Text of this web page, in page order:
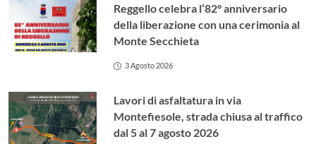
Reggello celebra l’82° anniversario
della liberazione con una cerimonia al
Monte Secchieta
3 Agosto 2026
Lavori di asfaltatura in via
Montefiesole, strada chiusa al traffico
dal 5 al 7 agosto 2026